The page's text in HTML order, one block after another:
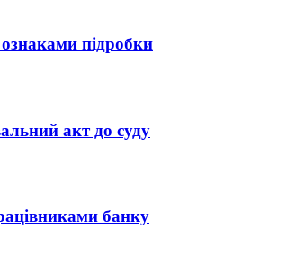
підробки
акт до суду
банку